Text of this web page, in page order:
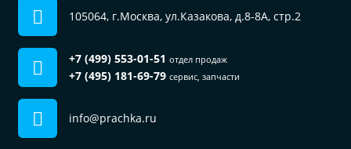
105064, г.Москва, ул.Казакова, д.8-8А, стр.2
+7 (499) 553-01-51 отдел продаж
+7 (495) 181-69-79 сервис, запчасти
info@prachka.ru